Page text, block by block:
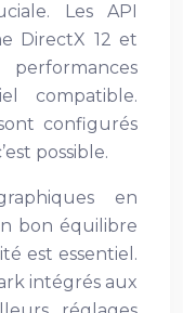
Les API
DirectX 12 et
compatible.
configurés
possible.
en
bon équilibre
est essentiel.
intégrés aux